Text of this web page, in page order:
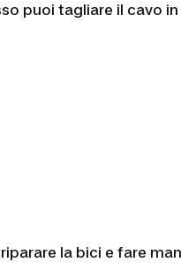
puoi tagliare il cavo
la bici e fare